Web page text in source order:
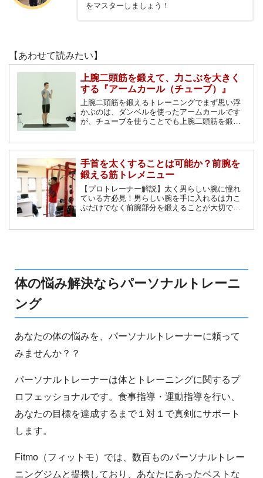
をマスターしましょう！
【あわせて読みたい】
上腕二頭筋を鍛えて、力こぶを大きく
する『アームカール（チューブ）』
上腕二頭筋を鍛えるトレーニングでまず思い浮
かぶのは、ダンベルを使ったアームカールです
が、チューブを使うことでも上腕二頭筋を鍛え
ついて詳しく解説します。
手首を太くすることは可能か？前腕を
鍛える筋トレメニュー
【プロトレーナー解説】太く男らしい腕に憧れ
ている方必見！男らしい腕を手に入れるは力こ
ぶだけでなく前腕部分を鍛えることが大切で
体の悩み解決ならパーソナルトレーニ
ング
あなたの体の悩みを、パーソナルトレーナーに頼って
みませんか？？
パーソナルトレーナーは体とトレーニングに関するプ
ロフェッショナルです。食事指導・運動指導を行い、
あなたの目標を達成するまで１対１で真剣にサポート
します。
Fitmo（フィットモ）では、数百ものパーソナルトレー
ニングジムと提携しており、あなたにあったベストな